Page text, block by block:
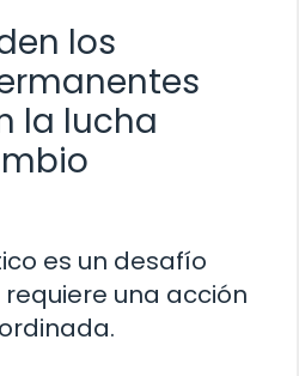
los
la lucha
es un desafío
una acción